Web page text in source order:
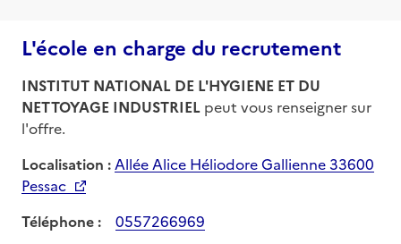
L'école en charge du recrutement
INSTITUT NATIONAL DE L'HYGIENE ET DU
NETTOYAGE INDUSTRIEL peut vous renseigner sur
l'offre.
Localisation : Allée Alice Héliodore Gallienne 33600
Pessac
Téléphone :
0557266969